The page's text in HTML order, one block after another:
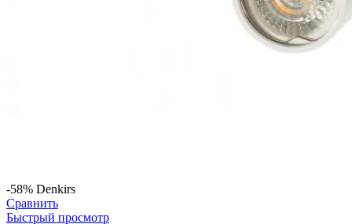
-58% Denkirs
Сравнить
Быстрый просмотр